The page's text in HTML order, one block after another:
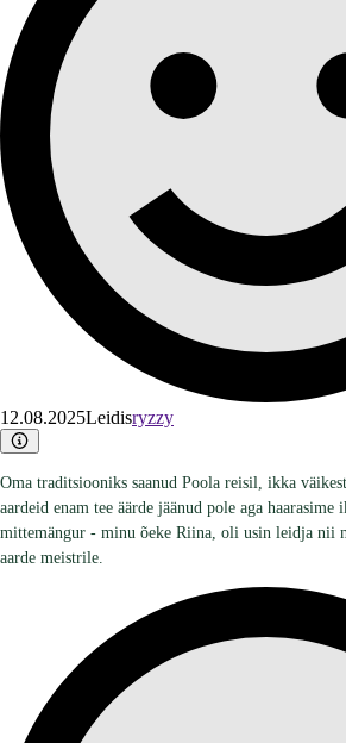
12.08.2025Leidisryzzy
Oma traditsiooniks saanud Poola reisil, ikka
aardeid enam tee äärde jäänud pole aga
mittemängur - minu õeke Riina, oli usin leidja nii
aarde meistrile.